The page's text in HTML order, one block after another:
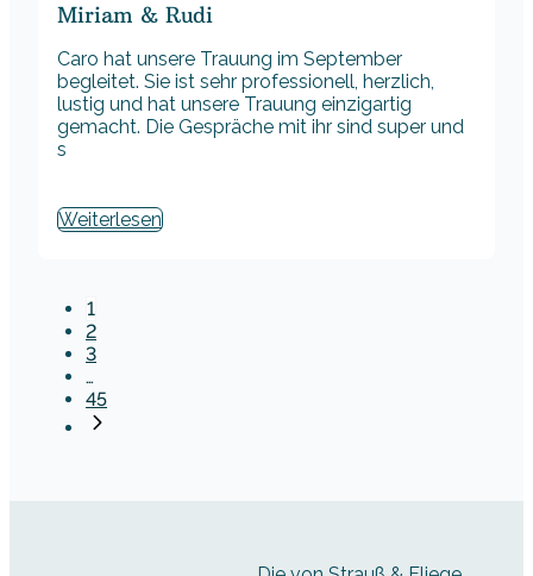
Miriam & Rudi
Caro hat unsere Trauung im September
begleitet. Sie ist sehr professionell, herzlich,
lustig und hat unsere Trauung einzigartig
gemacht. Die Gespräche mit ihr sind super und
s
Weiterlesen
1
2
3
…
45